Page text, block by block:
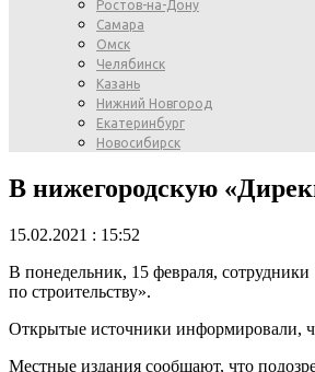
Ростов-на-Дону
Самара
Омск
Челябинск
Казань
Нижний Новгород
Екатеринбург
Новосибирск
В нижегородскую
15.02.2021 : 15:52
В понедельник, 15 февраля,
по строительству».
Открытые источники информировали,
Местные издания сообщают, что